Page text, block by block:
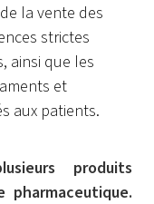
la vente des
strictes
ainsi que les
et
aux patients.
produits
pharmaceutique.